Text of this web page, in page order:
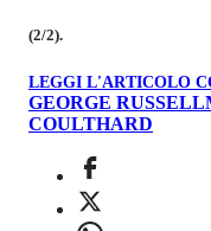
(2/2).
LEGGI L'ARTICOLO
GEORGE RUSSELL
COULTHARD